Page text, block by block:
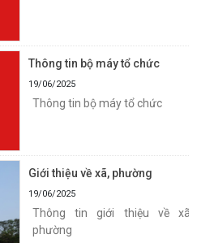
Thông tin bộ máy tổ chức
19/06/2025
Thông tin bộ máy tổ chức
Giới thiệu về xã, phường
19/06/2025
Thông tin giới thiệu về xã,
phường